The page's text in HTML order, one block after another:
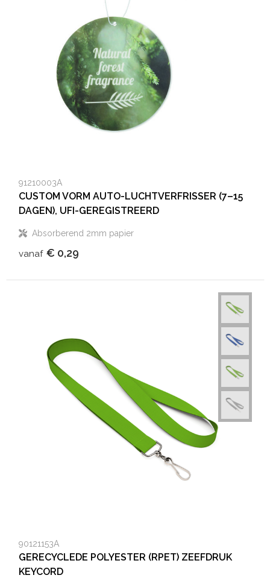
91210003A
CUSTOM VORM AUTO-LUCHTVERFRISSER (7–15
DAGEN), UFI-GEREGISTREERD
Absorberend 2mm papier
vanaf € 0,29
90121153A
GERECYCLEDE POLYESTER (RPET) ZEEFDRUK
KEYCORD